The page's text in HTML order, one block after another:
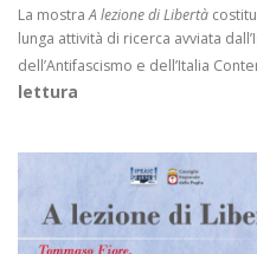
La mostraA lezione di Libertà
lunga attività di ricerca avviata
dell’Antifascismo e dell’Italia
lettura